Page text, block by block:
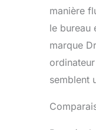
manière
le bureau
marque
semblent